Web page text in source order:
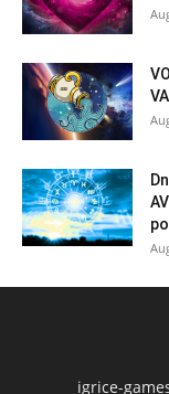
igrice-